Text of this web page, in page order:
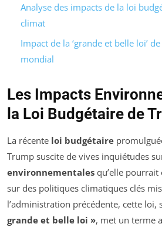
Analyse des impacts de la loi
climat
Impact de la ‘grande et belle loi’
mondial
Les Impacts
la Loi Budgétaire de
La récente loi budgétaire
Trump suscite de vives inquiétudes
environnementales qu’elle pourrait
sur des politiques climatiques clés
l’administration précédente, cette loi,
grande et belle loi », met un terme